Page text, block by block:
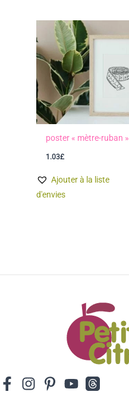
poster « mètre-ruban »
1.03£
Ajouter à la liste
d'envies